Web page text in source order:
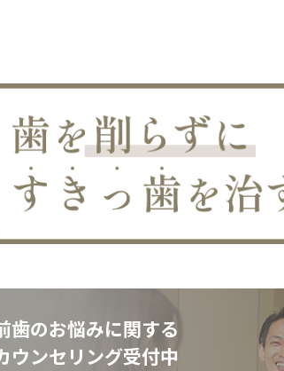
歯のお悩みに関する
ウンセリング受付中